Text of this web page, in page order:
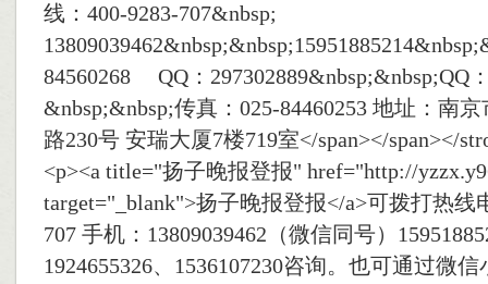
线：400-9283-707&nbsp;
84560268 QQ：297302889&nbsp;&nbsp;QQ
&nbsp;&nbsp;传真：025-84460253 地址：南
路230号 安瑞大厦7楼719室</span></span></
<p><a title="扬子晚报登报" href="http://
target="_blank">扬子晚报登报</a>可拨打热线
707 手机：13809039462（微信同号）
1924655326、1536107230咨询。也可通过微